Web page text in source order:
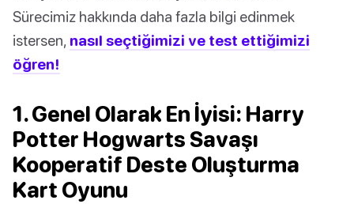
Sürecimiz hakkında daha fazla bilgi edinmek
istersen, nasıl seçtiğimizi ve test ettiğimizi
öğren!
1. Genel Olarak En İyisi: Harry
Potter Hogwarts Savaşı
Kooperatif Deste Oluşturma
Kart Oyunu